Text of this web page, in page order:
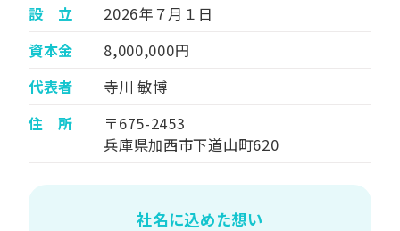
設 立
2026年７月１日
資本金
8,000,000円
代表者
寺川 敏博
住 所
〒675-2453
兵庫県加西市下道山町620
社名に込めた想い